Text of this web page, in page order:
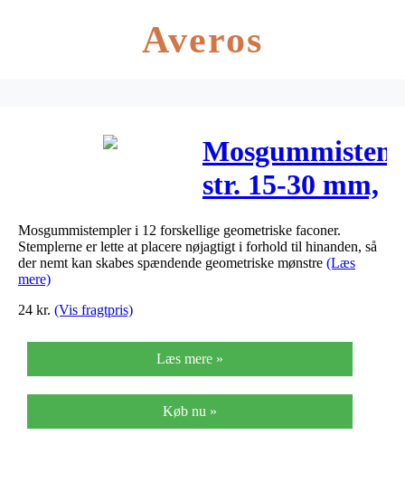
Averos
str. 15-30 mm,
H: 25 mm,
12stk.
Mosgummistempler i 12 forskellige geometriske faconer.
Stemplerne er lette at placere nøjagtigt i forhold til hinanden, så
der nemt kan skabes spændende geometriske mønstre (Læs
mere)
24 kr. (Vis fragtpris)
Læs mere »
Køb nu »